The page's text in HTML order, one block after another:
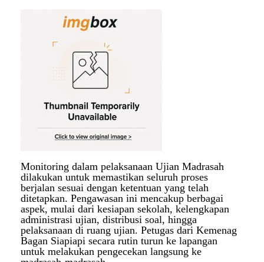
Monitoring dalam pelaksanaan Ujian Madrasah
dilakukan untuk memastikan seluruh proses
berjalan sesuai dengan ketentuan yang telah
ditetapkan. Pengawasan ini mencakup berbagai
aspek, mulai dari kesiapan sekolah, kelengkapan
administrasi ujian, distribusi soal, hingga
pelaksanaan di ruang ujian. Petugas dari Kemenag
Bagan Siapiapi secara rutin turun ke lapangan
untuk melakukan pengecekan langsung ke